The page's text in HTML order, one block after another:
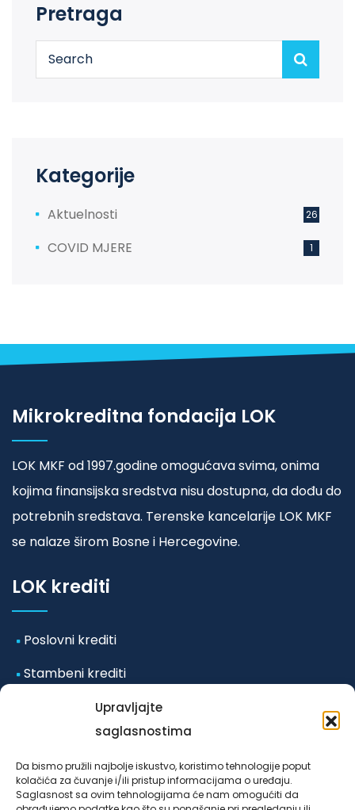
Upravljajte
saglasnostima
Da bismo pružili najbolje iskustvo, koristimo tehnologije poput
kolačića za čuvanje i/ili pristup informacijama o uređaju.
Saglasnost sa ovim tehnologijama će nam omogućiti da
Pretraga
Kategorije
Aktuelnosti 26
COVID MJERE 1
Mikrokreditna fondacija LOK
LOK MKF od 1997.godine omogućava svima, onima
kojima finansijska sredstva nisu dostupna, da dođu do
potrebnih sredstava. Terenske kancelarije LOK MKF
se nalaze širom Bosne i Hercegovine.
LOK krediti
Poslovni krediti
Stambeni krediti
Mikro i mala preduzeća
Ostali krediti
Odluka o posebnim mjerama koje se primjenjuju u